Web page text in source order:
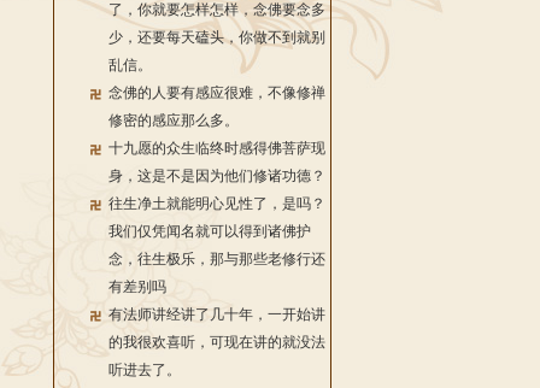
了，你就要怎样怎样，念佛要念多
少，还要每天磕头，你做不到就别
乱信。
念佛的人要有感应很难，不像修禅
修密的感应那么多。
十九愿的众生临终时感得佛菩萨现
身，这是不是因为他们修诸功德？
往生净土就能明心见性了，是吗？
我们仅凭闻名就可以得到诸佛护
念，往生极乐，那与那些老修行还
有差别吗
有法师讲经讲了几十年，一开始讲
的我很欢喜听，可现在讲的就没法
听进去了。